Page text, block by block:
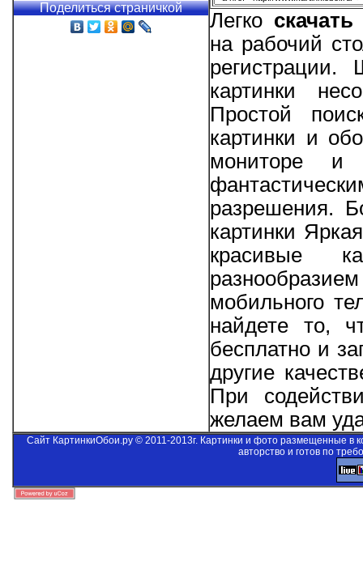
Поделиться страничкой
Легко
на рабочий
картинки
Простой
картинки и
мониторе и
разрешения.
картинки
красивые
мобильного
найдете то,
бесплатно и
другие
При
желаем вам
Сайт КартинкиОбои.ру © 2011-2013г. Картинки и фото размещенные в
авторство и готов по